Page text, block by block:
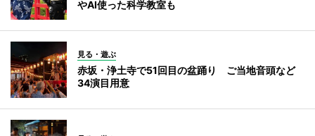
やAI使った科学教室も
見る・遊ぶ
赤坂・浄土寺で51回目の盆踊り ご当地音頭など
34演目用意